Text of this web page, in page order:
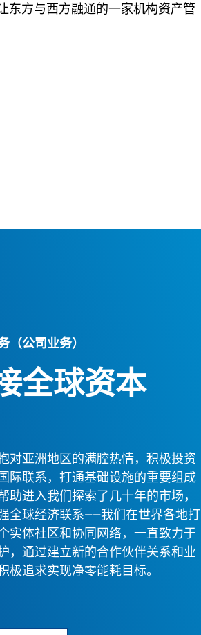
东方与西方融通的一家机构资产管
（公司业务）
全球资本
对亚洲地区的满腔热情，积极投资
际联系，打通基础设施的重要组成
助进入我们探索了几十年的市场，
全球经济联系——我们在世界各地打
实体社区和协同网络，一直致力于
，通过建立新的合作伙伴关系和业
极追求实现净零能耗目标。